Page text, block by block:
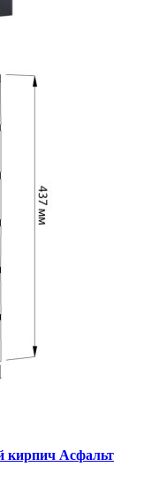
кирпич Асфальт